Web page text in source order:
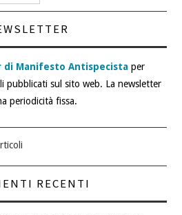
Manifesto Antispecista per
pubblicati sul sito web. La newsletter
periodicità fissa.
RECENTI